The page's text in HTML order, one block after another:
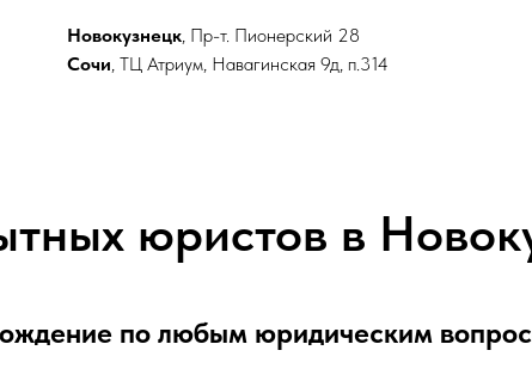
Новокузнецк, Пр-т. Пионерский 28
Сочи, ТЦ Атриум, Навагинская 9д, п.314
юристов в
по любым юридическим